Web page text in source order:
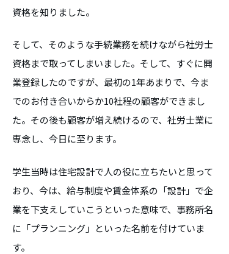
資格を知りました。
そして、そのような手続業務を続けながら社労士
資格まで取ってしまいました。そして、すぐに開
業登録したのですが、最初の1年あまりで、今ま
でのお付き合いからか10社程の顧客ができまし
た。その後も顧客が増え続けるので、社労士業に
専念し、今日に至ります。
学生当時は住宅設計で人の役に立ちたいと思って
おり、今は、給与制度や賃金体系の「設計」で企
業を下支えしていこうといった意味で、事務所名
に「プランニング」といった名前を付けていま
す。